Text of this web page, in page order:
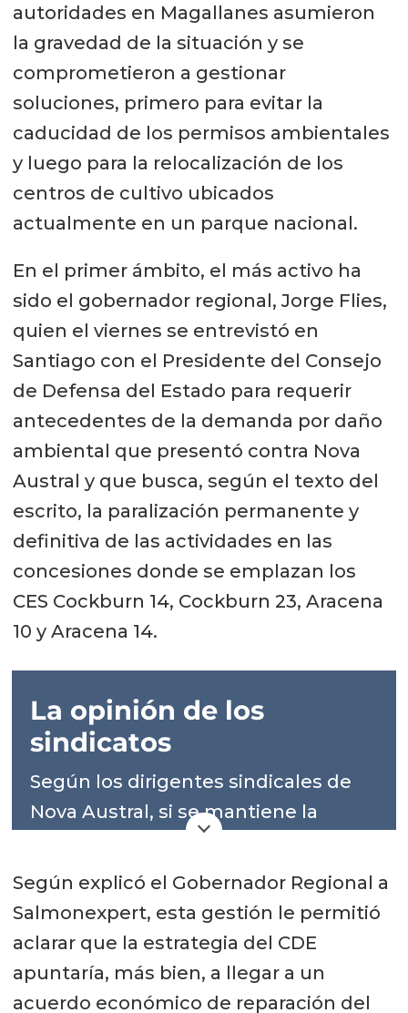
autoridades en Magallanes asumieron
la gravedad de la situación y se
comprometieron a gestionar
soluciones, primero para evitar la
caducidad de los permisos ambientales
y luego para la relocalización de los
centros de cultivo ubicados
actualmente en un parque nacional.
En el primer ámbito, el más activo ha
sido el gobernador regional, Jorge Flies,
quien el viernes se entrevistó en
Santiago con el Presidente del Consejo
de Defensa del Estado para requerir
antecedentes de la demanda por daño
ambiental que presentó contra Nova
Austral y que busca, según el texto del
escrito, la paralización permanente y
definitiva de las actividades en las
concesiones donde se emplazan los
CES Cockburn 14, Cockburn 23, Aracena
10 y Aracena 14.
La opinión de los
sindicatos
Según los dirigentes sindicales de
Nova Austral, si se mantiene la
de los centros de cultivo y no hay
nuevas siembras, la producción y
sus empleos se sostendrían sólo
hasta marzo del próximo año.
Según explicó el Gobernador Regional a
Salmonexpert, esta gestión le permitió
aclarar que la estrategia del CDE
apuntaría, más bien, a llegar a un
acuerdo económico de reparación del